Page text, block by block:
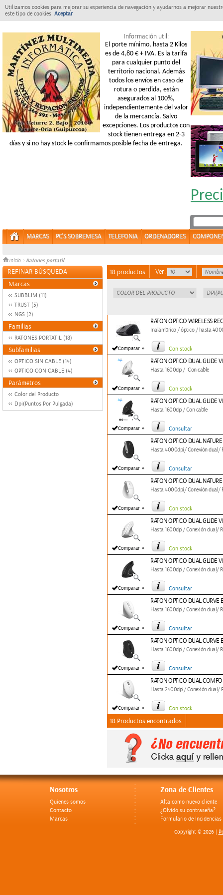
Utilizamos cookies para mejorar su experiencia de navegación y ayudarnos a mejorar
este tipo de cookies. Aceptar
Información util:
El porte mínimo, hasta 2 Kilos
es de 4,80 € + IVA. Es la tarifa
para cualquier punto del
territorio nacional. Además
todos los envíos en caso de
rotura o perdida, están
asegurados al 100%,
independientemente del valor
de la mercancía. Salvo
excepciones. Los productos con
stock tienen entrega en 2-3
días y si no hay stock le confirmamos posible fecha de entrega.
MARCAS PC'S SOBREMESA TELEFONIA ORDENADORES
Inicio > Ratones portatil
REFINAR BÚSQUEDA
Marcas
SUBBLIM (11)
TRUST (5)
NGS (2)
Familias
RATONES PORTATIL (18)
Subfamilias
OPTICO SIN CABLE (14)
OPTICO CON CABLE (4)
Parámetros
Color del Producto
Dpi(Puntos Por Pulgada)
18 productos Ver:
Comparar »
RATON OPTICO WIRELESS
Inalámbrico / óptico / hasta
Con stock
Comparar »
RATON OPTICO DUAL GLIDE
Hasta 1600dpi/ Con cable
Con stock
Comparar »
RATON OPTICO DUAL GLIDE
Hasta 1600dpi/ Con cable
Consultar
Comparar »
RATON OPTICO DUAL
Hasta 4000dpi/ Conexión dual/
Consultar
Comparar »
RATON OPTICO DUAL
Hasta 4000dpi/ Conexión dual/
Con stock
Comparar »
RATON OPTICO DUAL GLIDE
Hasta 1600dpi/ Conexión dual/
Con stock
Comparar »
RATON OPTICO DUAL GLIDE
Hasta 1600dpi/ Conexión dual/
Consultar
Comparar »
RATON OPTICO DUAL CURVE
Hasta 1600dpi/ Conexión dual/
Consultar
Comparar »
RATON OPTICO DUAL CURVE
Hasta 1600dpi/ Conexión dual/
Consultar
Comparar »
RATON OPTICO DUAL
Hasta 2400dpi/ Conexión dual/
Con stock
18 Productos encontrados
Nosotros
Quienes somos
Contacto
Marcas
Zona de Clientes
Alta como nuevo cliente
¿Olvidó su contraseña?
Formulario de Incidencias
Copyright © 2026 |